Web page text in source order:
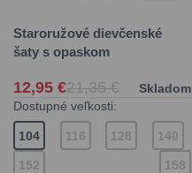
Staroružové dievčenské
šaty s opaskom
12,95 €21,35 €
Skladom
Dostupné veľkosti:
104 116 128 140
152 158